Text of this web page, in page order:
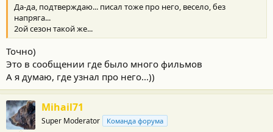
Да-да, подтверждаю... писал тоже про него, весело, без
напряга...
2ой сезон такой же...
Точно)
Это в сообщении где было много фильмов
А я думаю, где узнал про него...))
Mihail71
Super Moderator Команда форума